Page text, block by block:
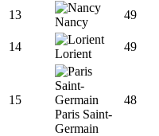
13
Nancy
49
14
Lorient
49
15
Paris Saint-
Germain
48